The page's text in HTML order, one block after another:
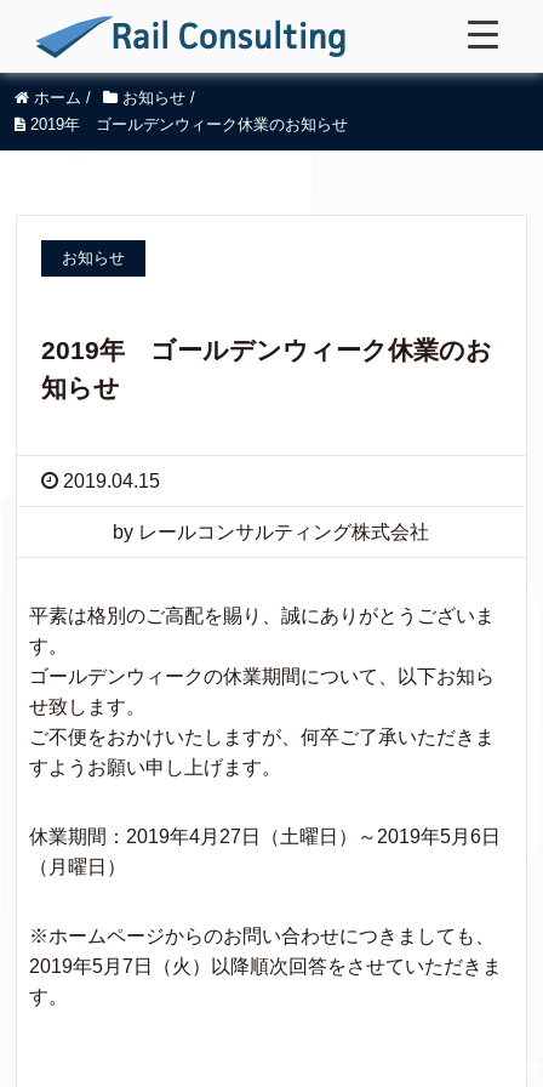
ホーム / お知らせ /
2019年 ゴールデンウィーク休業のお知らせ
お知らせ
2019年 ゴールデンウィーク休業のお
知らせ
2019.04.15
by レールコンサルティング株式会社
平素は格別のご高配を賜り、誠にありがとうございま
す。
ゴールデンウィークの休業期間について、以下お知ら
せ致します。
ご不便をおかけいたしますが、何卒ご了承いただきま
すようお願い申し上げます。
休業期間：2019年4月27日（土曜日）～2019年5月6日
（月曜日）
※ホームページからのお問い合わせにつきましても、
2019年5月7日（火）以降順次回答をさせていただきま
す。